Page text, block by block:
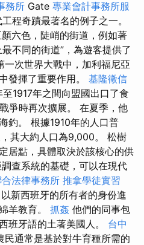
務所 Gate 專業會計事務所服
程奇蹟最著名的例子之一。
六色，陡峭的街道，例如著
不同的街道”，為遊客提供了
一次世界大戰中，加利福尼亞
發揮了重要作用。 基隆徵信
1917年之間向盟國出口了食
爭時再次擴展。 在夏季，他
釣。 根據1910年的人口普
其大約人口為9,000。 松樹
居點，具體取決於該核心的供
查系統的基礎，可以在現代
法律事務所 推拿學徒實習
新西班牙的所有者的身份進
羊教育。 抓姦 他們的同事包
班牙語的土著美國人。 台中
民通常是基於對牛育種所需的